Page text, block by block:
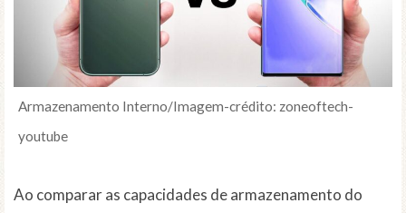
Armazenamento Interno/Imagem-crédito: zoneoftech-
youtube
Ao comparar as capacidades de armazenamento do